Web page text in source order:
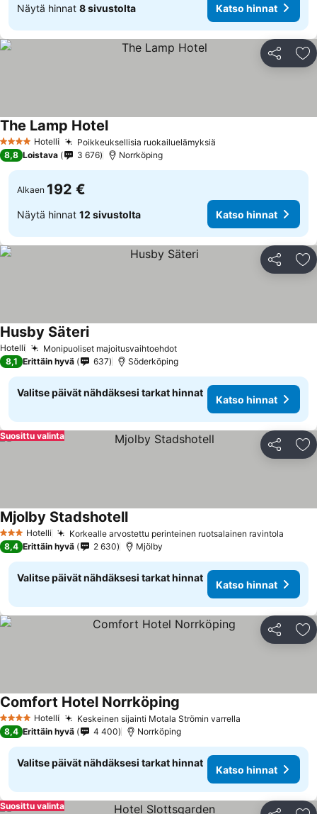
Näytä hinnat 8 sivustolta Katso hinnat
Jaa
4 Tähtiluokitus
Hotelli Poikkeuksellisia ruokailuelämyksiä
The Lamp Hotel
8,8 Loistava 3 676 Norrköping
Alkaen 192 €
Näytä hinnat 12 sivustolta Katso hinnat
Jaa
Hotelli Monipuoliset majoitusvaihtoehdot
Husby Säteri
8,1 Erittäin hyvä 637 Söderköping
Valitse päivät nähdäksesi tarkat hinnat
Katso hinnat
Jaa
Suosittu valinta
3 Tähtiluokitus
Hotelli Korkealle arvostettu perinteinen ruotsalainen ravintola
Mjolby Stadshotell
8,4 Erittäin hyvä 2 630 Mjölby
Valitse päivät nähdäksesi tarkat hinnat
Katso hinnat
Jaa
4 Tähtiluokitus
Hotelli Keskeinen sijainti Motala Strömin varrella
Comfort Hotel Norrköping
8,4 Erittäin hyvä 4 400 Norrköping
Valitse päivät nähdäksesi tarkat hinnat
Katso hinnat
Suosittu valinta